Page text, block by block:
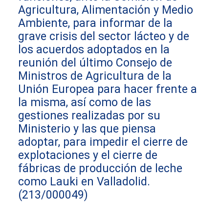
Agricultura, Alimentación y Medio
Ambiente, para informar de la
grave crisis del sector lácteo y de
los acuerdos adoptados en la
reunión del último Consejo de
Ministros de Agricultura de la
Unión Europea para hacer frente a
la misma, así como de las
gestiones realizadas por su
Ministerio y las que piensa
adoptar, para impedir el cierre de
explotaciones y el cierre de
fábricas de producción de leche
como Lauki en Valladolid.
(213/000049)